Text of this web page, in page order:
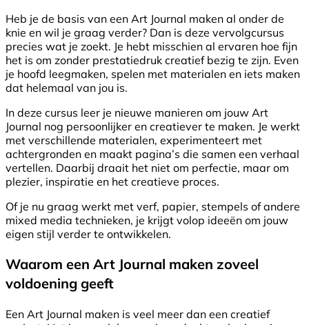
Heb je de basis van een Art Journal maken al onder de
knie en wil je graag verder? Dan is deze vervolgcursus
precies wat je zoekt. Je hebt misschien al ervaren hoe fijn
het is om zonder prestatiedruk creatief bezig te zijn. Even
je hoofd leegmaken, spelen met materialen en iets maken
dat helemaal van jou is.
In deze cursus leer je nieuwe manieren om jouw Art
Journal nog persoonlijker en creatiever te maken. Je werkt
met verschillende materialen, experimenteert met
achtergronden en maakt pagina’s die samen een verhaal
vertellen. Daarbij draait het niet om perfectie, maar om
plezier, inspiratie en het creatieve proces.
Of je nu graag werkt met verf, papier, stempels of andere
mixed media technieken, je krijgt volop ideeën om jouw
eigen stijl verder te ontwikkelen.
Waarom een Art Journal maken zoveel
voldoening geeft
Een Art Journal maken is veel meer dan een creatief